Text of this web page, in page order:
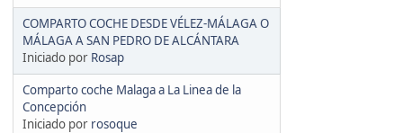
COMPARTO COCHE DESDE VÉLEZ-MÁLAGA O
MÁLAGA A SAN PEDRO DE ALCÁNTARA
Iniciado por Rosap
Comparto coche Malaga a La Linea de la
Concepción
Iniciado por rosoque